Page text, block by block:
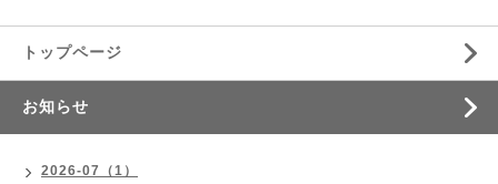
トップページ
お知らせ
2026-07（1）